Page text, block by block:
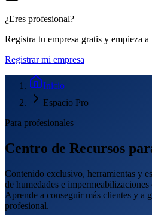
¿Eres profesional?
Registra tu empresa gratis y empieza
Registrar mi empresa
Inicio
Espacio Pro
Para profesionales
Centro de Recursos
Contenido exclusivo, herramientas y
de humedades e
Aprende a conseguir más clientes y a
profesional.